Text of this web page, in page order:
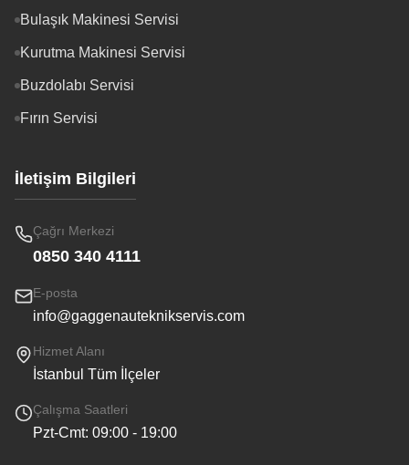
Bulaşık Makinesi Servisi
Kurutma Makinesi Servisi
Buzdolabı Servisi
Fırın Servisi
İletişim Bilgileri
Çağrı Merkezi
0850 340 4111
E-posta
info@gaggenauteknikservis.com
Hizmet Alanı
İstanbul Tüm İlçeler
Çalışma Saatleri
Pzt-Cmt: 09:00 - 19:00